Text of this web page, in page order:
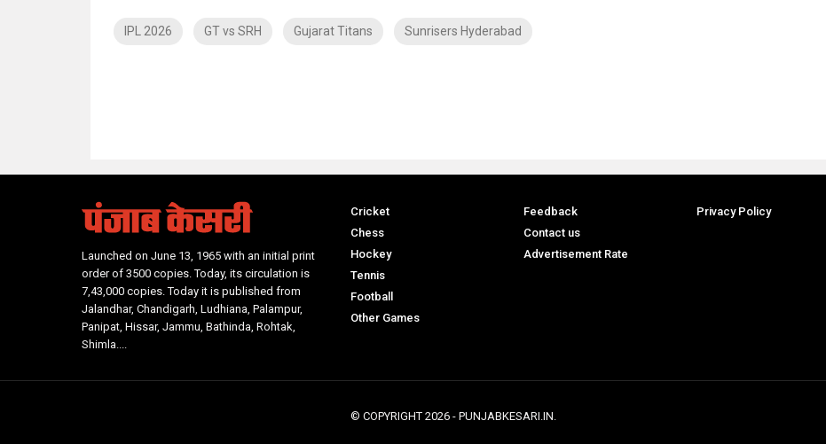
IPL 2026 GT vs SRH Gujarat Titans Sunrisers Hyderabad
Launched on June 13, 1965 with an initial print
order of 3500 copies. Today, its circulation is
7,43,000 copies. Today it is published from
Jalandhar, Chandigarh, Ludhiana, Palampur,
Panipat, Hissar, Jammu, Bathinda, Rohtak,
Shimla....
Cricket
Chess
Hockey
Tennis
Football
Other Games
Feedback
Contact us
Advertisement Rate
Privacy Policy
© COPYRIGHT 2026- PUNJABKESARI.IN.